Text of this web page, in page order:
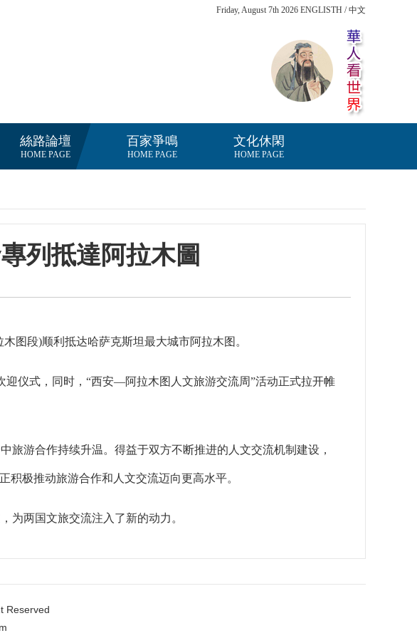
Friday, August 7th 2026 ENGLISTH / 中文
絲路論壇
HOME PAGE
百家爭鳴
HOME PAGE
文化休閑
HOME PAGE
列抵達阿拉木圖
段)顺利抵达哈萨克斯坦最大城市阿拉木图。
仪式，同时，“西安—阿拉木图人文旅游交流周”活动正式拉开帷
游合作持续升温。得益于双方不断推进的人文交流机制建设，
积极推动旅游合作和人文交流迈向更高水平。
两国文旅交流注入了新的动力。
Reserved